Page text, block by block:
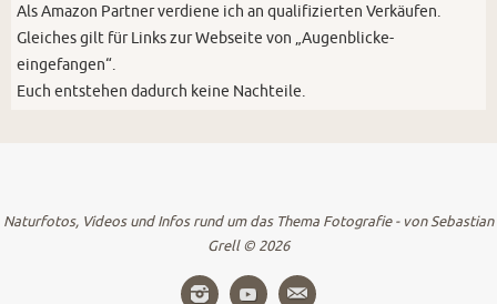
Als Amazon Partner verdiene ich an qualifizierten Verkäufen.
Gleiches gilt für Links zur Webseite von „Augenblicke-
eingefangen“.
Euch entstehen dadurch keine Nachteile.
Naturfotos, Videos und Infos rund um das Thema Fotografie - von Sebastian
Grell © 2026